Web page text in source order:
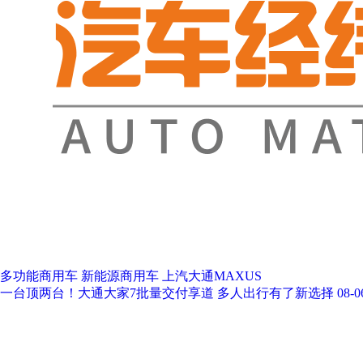
多功能商用车 新能源商用车
上汽大通MAXUS
一台顶两台！大通大家7批量交付享道 多人出行有了新选择 08-